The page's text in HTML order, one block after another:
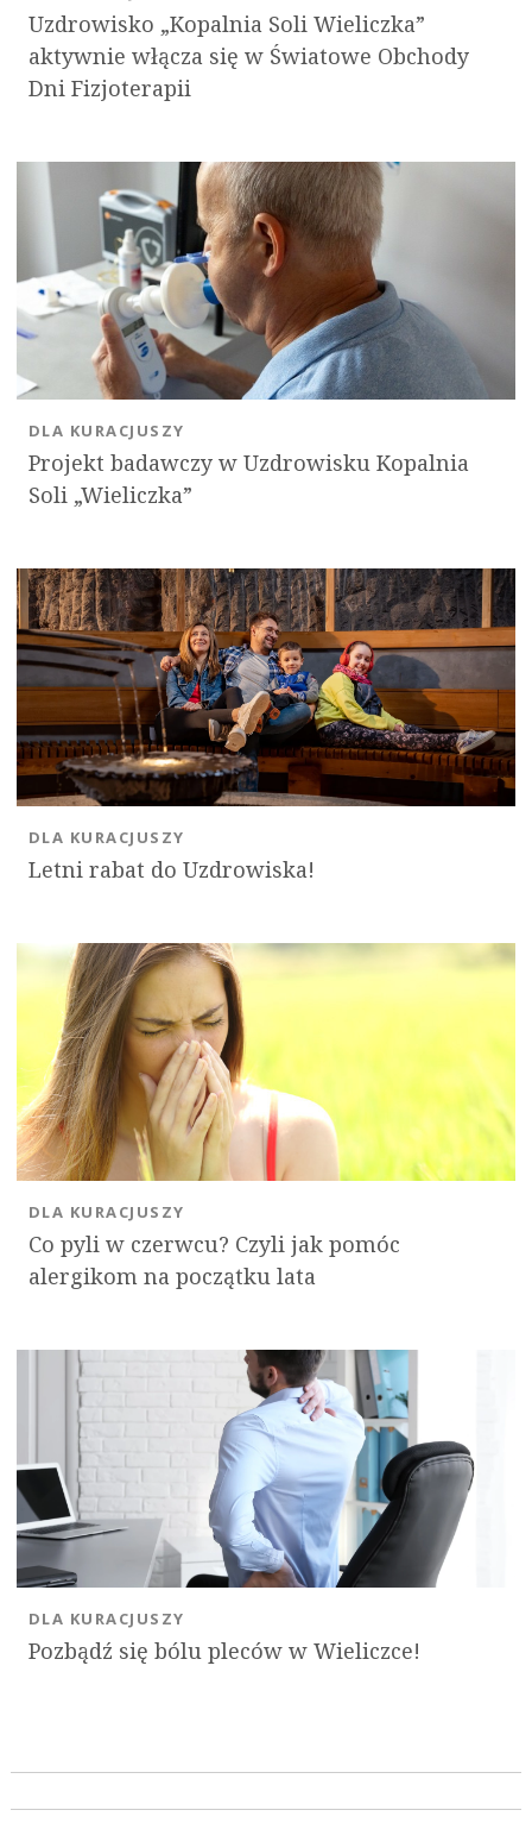
Uzdrowisko „Kopalnia Soli Wieliczka”
aktywnie włącza się w Światowe Obchody
Dni Fizjoterapii
Projekt badawczy w Uzdrowisku Kopalnia
Soli „Wieliczka”
DLA KURACJUSZY
Letni rabat do Uzdrowiska!
DLA KURACJUSZY
Co pyli w czerwcu? Czyli jak pomóc
alergikom na początku lata
DLA KURACJUSZY
Pozbądź się bólu pleców w Wieliczce!
DLA KURACJUSZY